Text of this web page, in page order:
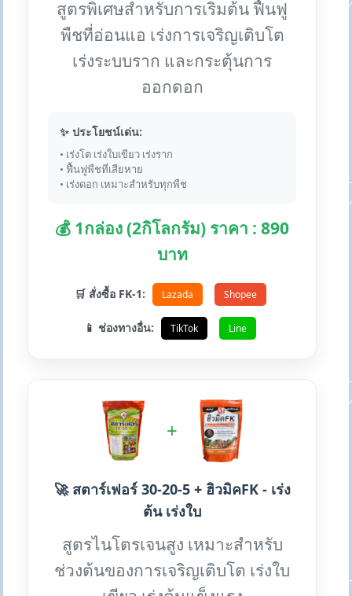
สูตรพิเศษสำหรับการเริ่มต้น ฟื้นฟู
พืชที่อ่อนแอ เร่งการเจริญเติบโต
เร่งระบบราก และกระตุ้นการ
ออกดอก
✨ ประโยชน์เด่น:
• เร่งโต เร่งใบเขียว เร่งราก
• ฟื้นฟูพืชที่เสียหาย
• เร่งดอก เหมาะสำหรับทุกพืช
💰 1กล่อง (2กิโลกรัม) ราคา : 890
บาท
🛒 สั่งซื้อ FK-1: Lazada Shopee
📱 ช่องทางอื่น: TikTok Line
+
🚀 สตาร์เฟอร์ 30-20-5 + ฮิวมิคFK - เร่ง
ต้น เร่งใบ
สูตรไนโตรเจนสูง เหมาะสำหรับ
ช่วงต้นของการเจริญเติบโต เร่งใบ